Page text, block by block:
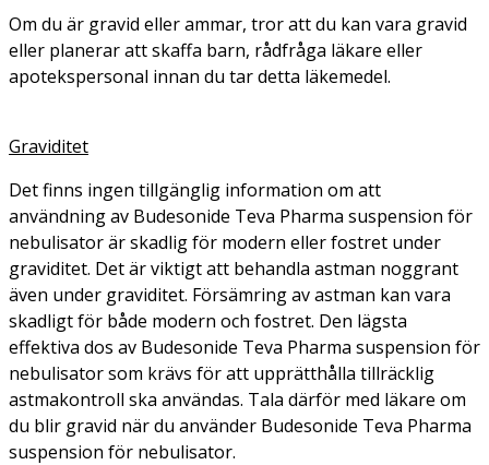
Om du är gravid eller ammar, tror att du kan vara gravid
eller planerar att skaffa barn, rådfråga läkare eller
apotekspersonal innan du tar detta läkemedel.
Graviditet
Det finns ingen tillgänglig information om att
användning av Budesonide Teva Pharma suspension för
nebulisator är skadlig för modern eller fostret under
graviditet. Det är viktigt att behandla astman noggrant
även under graviditet. Försämring av astman kan vara
skadligt för både modern och fostret. Den lägsta
effektiva dos av Budesonide Teva Pharma suspension för
nebulisator som krävs för att upprätthålla tillräcklig
astmakontroll ska användas. Tala därför med läkare om
du blir gravid när du använder Budesonide Teva Pharma
suspension för nebulisator.